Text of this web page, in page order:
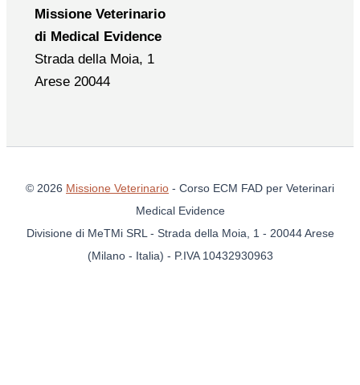
Missione Veterinario
di Medical Evidence
Strada della Moia, 1
Arese 20044
© 2026 Missione Veterinario - Corso ECM FAD per Veterinari
Medical Evidence
Divisione di MeTMi SRL - Strada della Moia, 1 - 20044 Arese
(Milano - Italia) - P.IVA 10432930963